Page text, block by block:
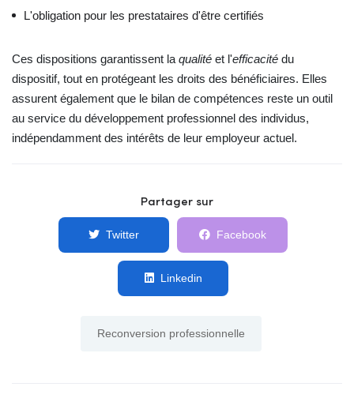
L'obligation pour les prestataires d'être certifiés
Ces dispositions garantissent la qualité et l'efficacité du
dispositif, tout en protégeant les droits des bénéficiaires. Elles
assurent également que le bilan de compétences reste un outil
au service du développement professionnel des individus,
indépendamment des intérêts de leur employeur actuel.
Partager sur
Twitter Facebook
Linkedin
Reconversion professionnelle